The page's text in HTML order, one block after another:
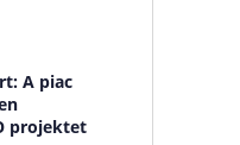
A piac
projektet